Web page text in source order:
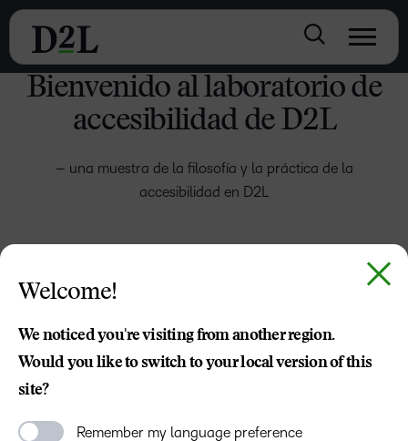
Bienvenido al laboratorio de
accesibilidad de D2L
– una muestra de la filosofía y la práctica de la
accesibilidad en D2L
Bienvenida
Sensorial
Welcome!
We noticed you're visiting from another region.
Would you like to switch to your local version of this
site?
Remember my language preference